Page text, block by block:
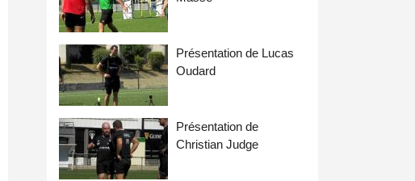
Présentation de Lucas
Oudard
Présentation de
Christian Judge